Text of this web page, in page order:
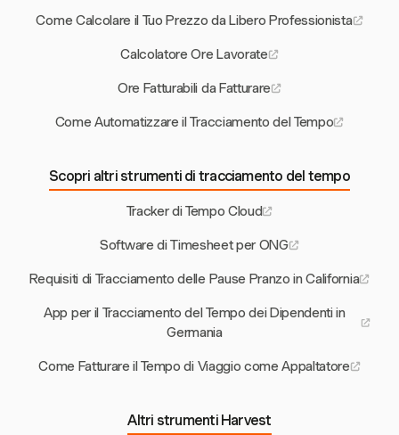
Come Calcolare il Tuo Prezzo da Libero Professionista
Calcolatore Ore Lavorate
Ore Fatturabili da Fatturare
Come Automatizzare il Tracciamento del Tempo
Scopri altri strumenti di tracciamento del tempo
Tracker di Tempo Cloud
Software di Timesheet per ONG
Requisiti di Tracciamento delle Pause Pranzo in California
App per il Tracciamento del Tempo dei Dipendenti in
Germania
Come Fatturare il Tempo di Viaggio come Appaltatore
Altri strumenti Harvest